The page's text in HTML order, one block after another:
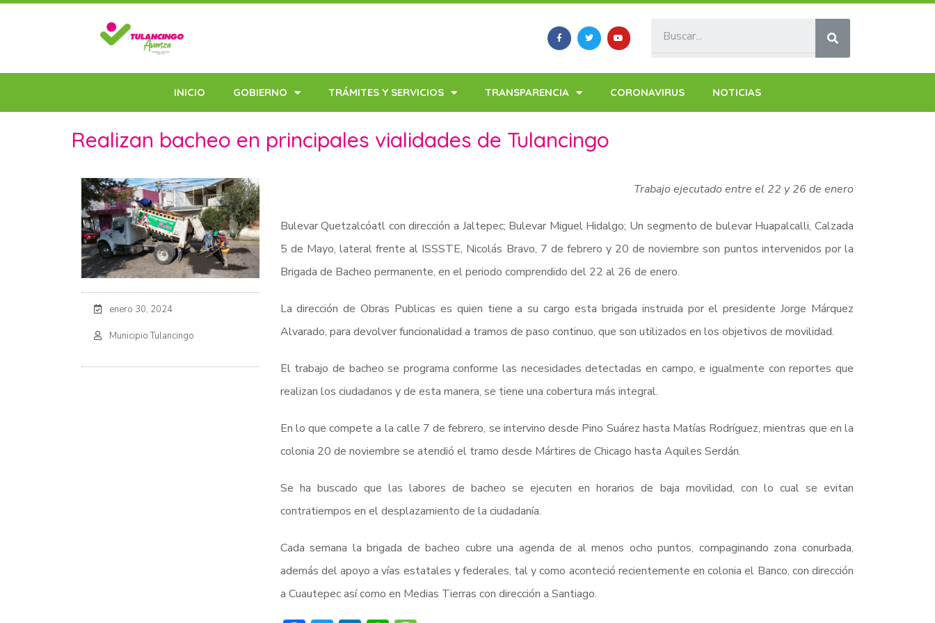
INICIO GOBIERNO TRÁMITES Y SERVICIOS TRANSPARENCIA CORONAVIRUS NOTICIAS
Realizan bacheo en principales vialidades de Tulancingo
enero 30, 2024
Municipio Tulancingo
Trabajo ejecutado entre el 22 y 26 de enero
Bulevar Quetzalcóatl con dirección a Jaltepec; Bulevar Miguel Hidalgo; Un segmento de bulevar Huapalcalli, Calzada
5 de Mayo, lateral frente al ISSSTE, Nicolás Bravo, 7 de febrero y 20 de noviembre son puntos intervenidos por la
Brigada de Bacheo permanente, en el periodo comprendido del 22 al 26 de enero.
La dirección de Obras Publicas es quien tiene a su cargo esta brigada instruida por el presidente Jorge Márquez
Alvarado, para devolver funcionalidad a tramos de paso continuo, que son utilizados en los objetivos de movilidad.
El trabajo de bacheo se programa conforme las necesidades detectadas en campo, e igualmente con reportes que
realizan los ciudadanos y de esta manera, se tiene una cobertura más integral.
En lo que compete a la calle 7 de febrero, se intervino desde Pino Suárez hasta Matías Rodríguez, mientras que en la
colonia 20 de noviembre se atendió el tramo desde Mártires de Chicago hasta Aquiles Serdán.
Se ha buscado que las labores de bacheo se ejecuten en horarios de baja movilidad, con lo cual se evitan
contratiempos en el desplazamiento de la ciudadanía.
Cada semana la brigada de bacheo cubre una agenda de al menos ocho puntos, compaginando zona conurbada,
además del apoyo a vías estatales y federales, tal y como aconteció recientemente en colonia el Banco, con dirección
a Cuautepec así como en Medias Tierras con dirección a Santiago.